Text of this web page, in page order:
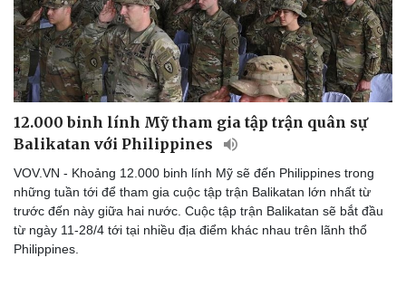
check-in
Cửa sổ tình yêu
Kể chuyện cho bé
Hạt giống tâm hồn
12.000 binh lính Mỹ tham gia tập trận quân sự
Balikatan với Philippines
VOV.VN - Khoảng 12.000 binh lính Mỹ sẽ đến Philippines trong
những tuần tới để tham gia cuộc tập trận Balikatan lớn nhất từ
trước đến này giữa hai nước. Cuộc tập trận Balikatan sẽ bắt đầu
từ ngày 11-28/4 tới tại nhiều địa điểm khác nhau trên lãnh thổ
Philippines.